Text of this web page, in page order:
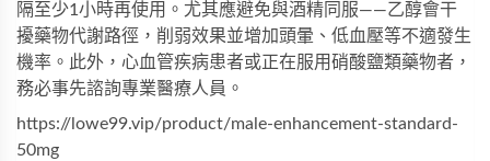
隔至少1小時再使用。尤其應避免與酒精同服——乙醇會干
擾藥物代謝路徑，削弱效果並增加頭暈、低血壓等不適發生
機率。此外，心血管疾病患者或正在服用硝酸鹽類藥物者，
務必事先諮詢專業醫療人員。
https://lowe99.vip/product/male-enhancement-standard-
50mg